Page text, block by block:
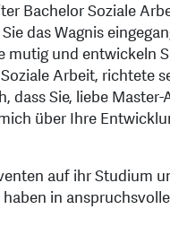
Bachelor Soziale
das Wagnis
und entwickeln
Arbeit, richtete
Sie, liebe
über Ihre
auf ihr Studium
in